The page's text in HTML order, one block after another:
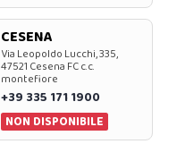
CESENA
Via Leopoldo Lucchi, 335,
47521 Cesena FC c.c.
montefiore
+39 335 171 1900
NON DISPONIBILE